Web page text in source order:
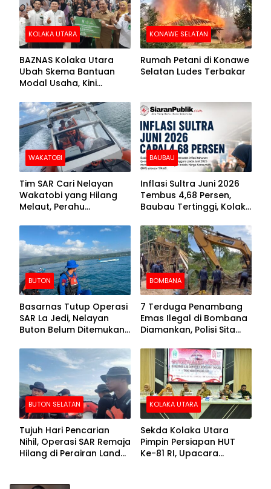
KOLAKA UTARA
BAZNAS Kolaka Utara
Ubah Skema Bantuan
Modal Usaha, Kini
Barang Senilai Rp419,5
Juta
KONAWE SELATAN
Rumah Petani di Konawe
Selatan Ludes Terbakar
WAKATOBI
Tim SAR Cari Nelayan
Wakatobi yang Hilang
Melaut, Perahu
Kemasukan Air
BAUBAU
Inflasi Sultra Juni 2026
Tembus 4,68 Persen,
Baubau Tertinggi, Kolaka
BUTON
Basarnas Tutup Operasi
SAR La Jedi, Nelayan
Buton Belum Ditemukan
BOMBANA
7 Terduga Penambang
Emas Ilegal di Bombana
Diamankan, Polisi Sita
Crusher
BUTON SELATAN
Tujuh Hari Pencarian
Nihil, Operasi SAR Remaja
Hilang di Perairan Lande
KOLAKA UTARA
Sekda Kolaka Utara
Pimpin Persiapan HUT
Ke-81 RI, Upacara